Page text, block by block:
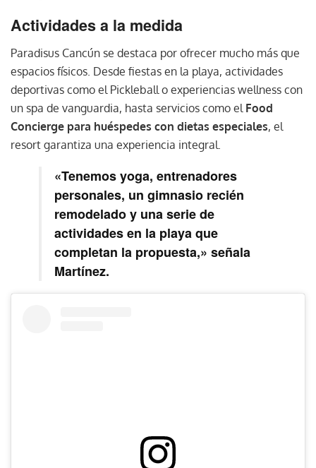
Actividades a la medida
Paradisus Cancún se destaca por ofrecer mucho más que
espacios físicos. Desde fiestas en la playa, actividades
deportivas como el Pickleball o experiencias wellness con
un spa de vanguardia, hasta servicios como el Food
Concierge para huéspedes con dietas especiales, el
resort garantiza una experiencia integral.
«Tenemos yoga, entrenadores
personales, un gimnasio recién
remodelado y una serie de
actividades en la playa que
completan la propuesta,» señala
Martínez.